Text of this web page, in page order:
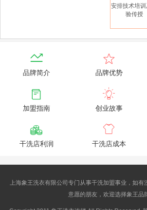
安排技术培
验传授

品牌简介

品牌优势

加盟指南

创业故事

干洗店利润

干洗店成本
上海象王洗衣有限公司专门从事干洗加盟事业，如
意愿的朋友，欢迎选择象王品